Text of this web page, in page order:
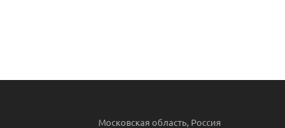
Московская область, Россия